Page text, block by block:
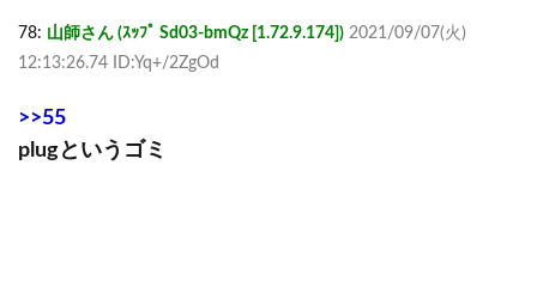
78: 山師さん (ｽｯﾌﾟ Sd03-bmQz [1.72.9.174]) 2021/09/07(火)
12:13:26.74 ID:Yq+/2ZgOd
>>55
plugというゴミ